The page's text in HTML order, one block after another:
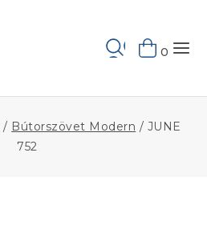
0
/ Bútorszövet Modern / JUNE
752